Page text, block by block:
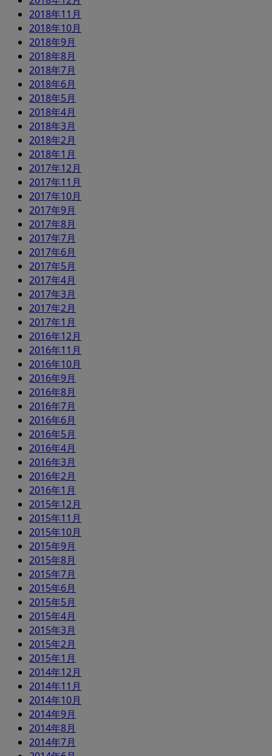
2018年11月
2018年10月
2018年9月
2018年8月
2018年7月
2018年6月
2018年5月
2018年4月
2018年3月
2018年2月
2018年1月
2017年12月
2017年11月
2017年10月
2017年9月
2017年8月
2017年7月
2017年6月
2017年5月
2017年4月
2017年3月
2017年2月
2017年1月
2016年12月
2016年11月
2016年10月
2016年9月
2016年8月
2016年7月
2016年6月
2016年5月
2016年4月
2016年3月
2016年2月
2016年1月
2015年12月
2015年11月
2015年10月
2015年9月
2015年8月
2015年7月
2015年6月
2015年5月
2015年4月
2015年3月
2015年2月
2015年1月
2014年12月
2014年11月
2014年10月
2014年9月
2014年8月
2014年7月